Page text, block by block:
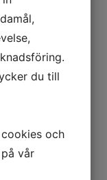
du till
och
vår